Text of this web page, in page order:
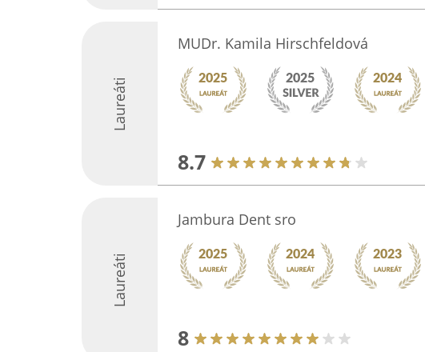
Laureáti
MUDr. Kamila Hirschfeldová
8.7
Laureáti
Jambura Dent sro
8